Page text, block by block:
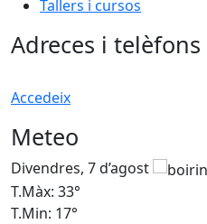
Tallers i cursos
Adreces i telèfons
Accedeix
Meteo
Divendres, 7 d’agost
T.Màx: 33°
T.Min: 17°